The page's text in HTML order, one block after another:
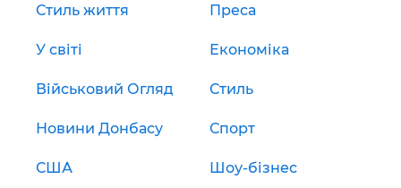
Стиль життя Преса
У світі Економіка
Військовий Огляд Стиль
Новини Донбасу Спорт
США Шоу-бізнес